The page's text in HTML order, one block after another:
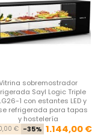
sobremostrador
Sayl Logic Triple
1 con estantes LED y
refrigerada para tapas
y hostelería
€ -35% 1.144,00 €